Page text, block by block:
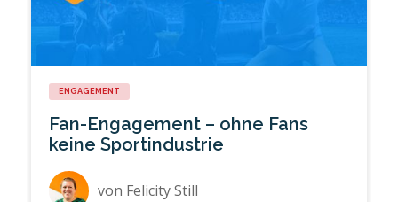
ENGAGEMENT
Fan-Engagement – ohne Fans
keine Sportindustrie
von Felicity Still